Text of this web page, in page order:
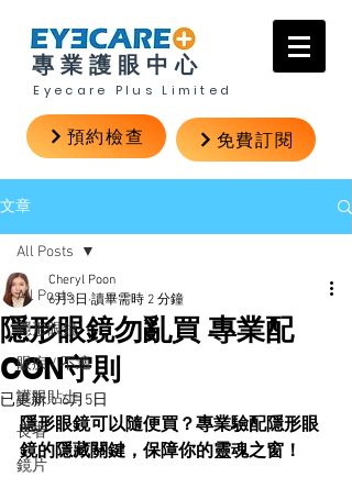
專業護眼中心
Eyecare Plus Limited
預約檢查 免費訂閱
文章
All Posts
隱形眼鏡
眼疾 / 不適
護眼貼士
長者
鏡片
All Posts
隱形眼鏡勿亂買 專業配
CON守則
Cheryl Poon
6月3日 讀畢需時 2 分鐘
已更新：6月5日
隱形眼鏡可以隨便買？專業驗配隱形眼
鏡的隱藏關鍵，保障你的靈魂之窗！